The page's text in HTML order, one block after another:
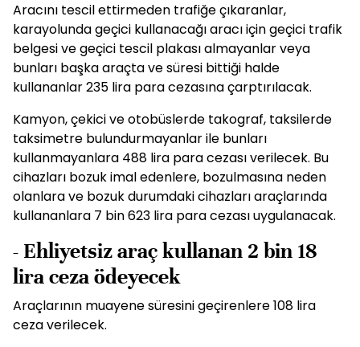
Aracını tescil ettirmeden trafiğe çıkaranlar,
karayolunda geçici kullanacağı aracı için geçici trafik
belgesi ve geçici tescil plakası almayanlar veya
bunları başka araçta ve süresi bittiği halde
kullananlar 235 lira para cezasına çarptırılacak.
Kamyon, çekici ve otobüslerde takograf, taksilerde
taksimetre bulundurmayanlar ile bunları
kullanmayanlara 488 lira para cezası verilecek. Bu
cihazları bozuk imal edenlere, bozulmasına neden
olanlara ve bozuk durumdaki cihazları araçlarında
kullananlara 7 bin 623 lira para cezası uygulanacak.
- Ehliyetsiz araç kullanan 2 bin 18
lira ceza ödeyecek
Araçlarının muayene süresini geçirenlere 108 lira
ceza verilecek.